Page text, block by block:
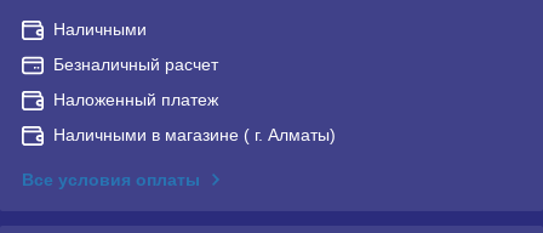
Наличными
Безналичный расчет
Наложенный платеж
Наличными в магазине ( г. Алматы)
Все условия оплаты